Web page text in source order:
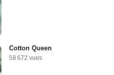
Cotton Queen
58 672 vues